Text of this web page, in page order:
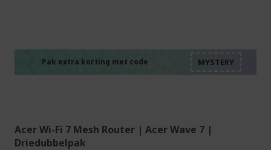
Pak extra korting met code
Acer Wi-Fi 7 Mesh Router | Acer Wave 7 |
Driedubbelpak